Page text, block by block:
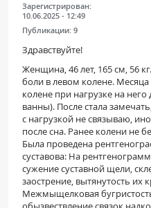
КНИЖНЫЙ МАГАЗИН
ПАЦИЕНТАМ
Где пройти
Компьютерная
Магнитно-
Спросить врача
Зарегистрирован:
10.06.2025 - 12:49
Публикации: 9
Здравствуйте!
Женщина, 46 лет, 165 см, 56
боли в левом колене. Месяца
колене при нагрузке на
ванны). После стала
с нагрузкой не связываю,
после сна. Ранее колени не
Была проведена
суставова: На
сужение суставной щели,
заострение, вытянутость их
Межмыщелковая